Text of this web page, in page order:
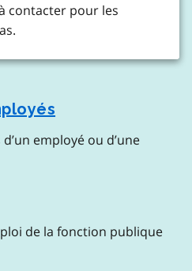
contacter pour les
employé ou d’une
de la fonction publique